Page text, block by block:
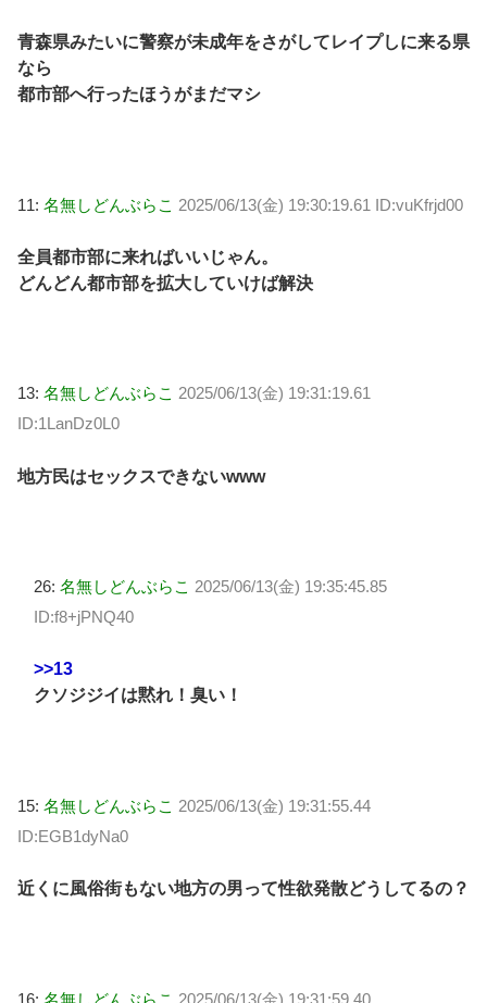
青森県みたいに警察が未成年をさがしてレイプしに来る県
なら
都市部へ行ったほうがまだマシ
11: 名無しどんぶらこ 2025/06/13(金) 19:30:19.61 ID:vuKfrjd00
全員都市部に来ればいいじゃん。
どんどん都市部を拡大していけば解決
13: 名無しどんぶらこ 2025/06/13(金) 19:31:19.61
ID:1LanDz0L0
地方民はセックスできないwww
26: 名無しどんぶらこ 2025/06/13(金) 19:35:45.85
ID:f8+jPNQ40
>>13
クソジジイは黙れ！臭い！
15: 名無しどんぶらこ 2025/06/13(金) 19:31:55.44
ID:EGB1dyNa0
近くに風俗街もない地方の男って性欲発散どうしてるの？
16: 名無しどんぶらこ 2025/06/13(金) 19:31:59.40